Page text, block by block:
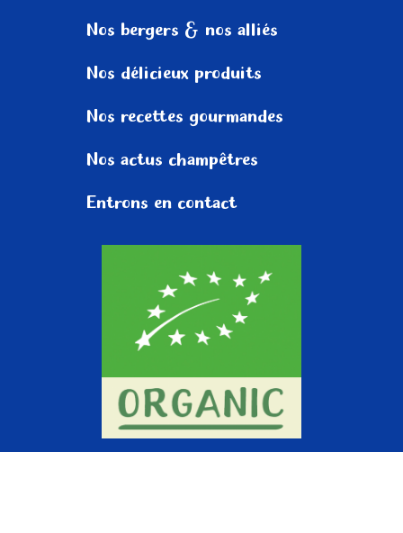
Nos bergers & nos alliés
Nos délicieux produits
Nos recettes gourmandes
Nos actus champêtres
Entrons en contact